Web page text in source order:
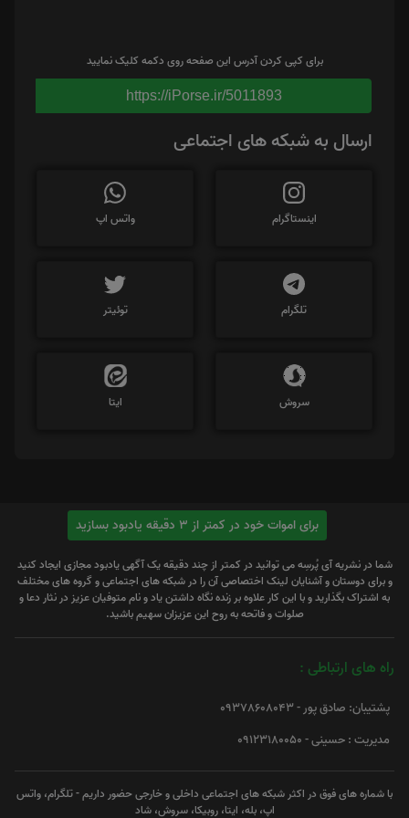
برای کپی کردن آدرس این صفحه روی دکمه کلیک نمایید
https://iPorse.ir/5011893
ارسال به شبکه های اجتماعی
اینستاگرام واتس اپ
تلگرام توئیتر
سروش ایتا
برای اموات خود در کمتر از 3 دقیقه یادبود بسازید
شما در نشریه آی پُرسِه می توانید در کمتر از چند دقیقه یک آگهی یادبود مجازی ایجاد کنید
و برای دوستان و آشنایان لینک اختصاصی آن را در شبکه های اجتماعی و گروه های مختلف
به اشتراک بگذارید و با این کار علاوه بر زنده نگاه داشتن یاد و نام متوفیان عزیز در نثار دعا و
صلوات و فاتحه به روح این عزیزان سهیم باشید.
راه های ارتباطی :
پشتیبان: صادق پور - 09378608043
مدیریت : حسینی - 09123180050
با شماره های فوق در اکثر شبکه های اجتماعی داخلی و خارجی حضور داریم - تلگرام، واتس
اپ، بله، ایتا، روبیکا، سروش، شاد